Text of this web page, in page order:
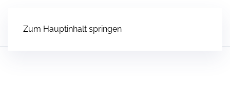
Zum Hauptinhalt springen